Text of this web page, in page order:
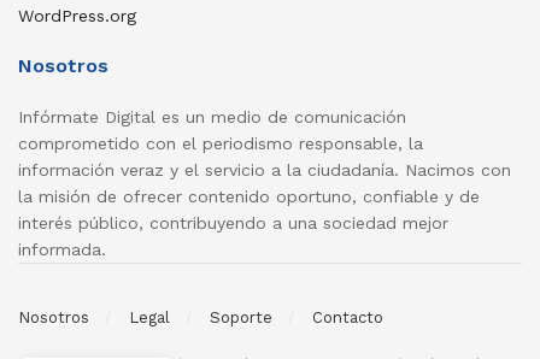
WordPress.org
Nosotros
Infórmate Digital es un medio de comunicación
comprometido con el periodismo responsable, la
información veraz y el servicio a la ciudadanía. Nacimos con
la misión de ofrecer contenido oportuno, confiable y de
interés público, contribuyendo a una sociedad mejor
informada.
Nosotros Legal Soporte Contacto